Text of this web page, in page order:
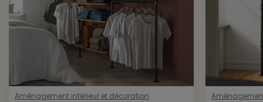
Téléchargement
T-Connect Loft (1.28MB)
Aménagement intérieur et décoration